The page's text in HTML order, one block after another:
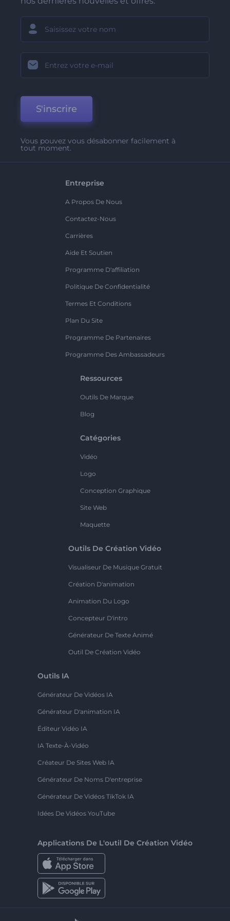
S'inscrire
Vous pouvez vous désabonner facilement à
tout moment.
Entreprise
A Propos De Nous
Contactez-Nous
Carrières
Aide Et Soutien
Programme D'affiliation
Politique De Confidentialité
Termes Et Conditions
Plan Du Site
Programme De Partenaires
Programme Des Ambassadeurs
Ressources
Outils De Marque
Blog
Catégories
Vidéo
Logo
Conception Graphique
Site Web
Maquette
Outils De Création Vidéo
Visualiseur De Musique Gratuit
Création D'animation
Animation Du Logo
Concepteur D'intro
Générateur De Texte Animé
Outil De Création Vidéo
Outils IA
Générateur De Vidéos IA
Générateur D'animation IA
Éditeur Vidéo IA
IA Texte-À-Vidéo
Créateur De Sites Web IA
Générateur De Noms D'entreprise
Générateur De Vidéos TikTok IA
Idées De Vidéos YouTube
Applications De L'outil De Création Vidéo